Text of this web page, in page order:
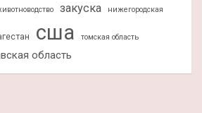
закуска нижегородская
сша томская область
область